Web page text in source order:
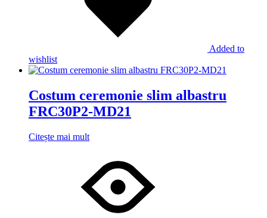
Added to
wishlist
Costum ceremonie slim albastru
FRC30P2-MD21
Citește mai mult